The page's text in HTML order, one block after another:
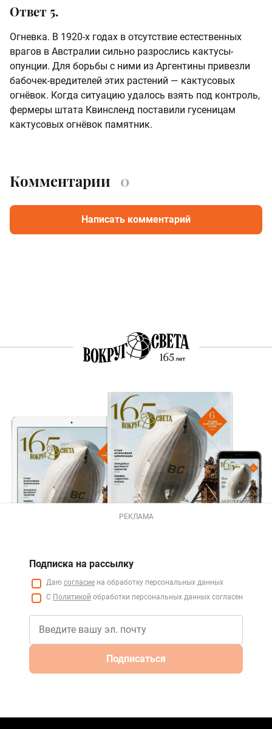
Ответ 5.
Огневка. В 1920-х годах в отсутствие естественных
врагов в Австралии сильно разрослись кактусы-
опунции. Для борьбы с ними из Аргентины привезли
бабочек-вредителей этих растений — кактусовых
огнёвок. Когда ситуацию удалось взять под контроль,
фермеры штата Квинсленд поставили гусеницам
кактусовых огнёвок памятник.
Комментарии 0
Написать комментарий
РЕКЛАМА
Подписка на рассылку
Даю согласие на обработку персональных данных
С Политикой обработки персональных данных согласен
Подписаться